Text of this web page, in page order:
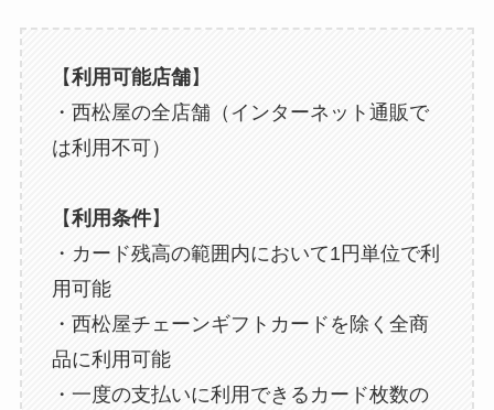
【利用可能店舗】
・西松屋の全店舗（インターネット通販で
は利用不可）
【利用条件】
・カード残高の範囲内において1円単位で利
用可能
・西松屋チェーンギフトカードを除く全商
品に利用可能
・一度の支払いに利用できるカード枚数の